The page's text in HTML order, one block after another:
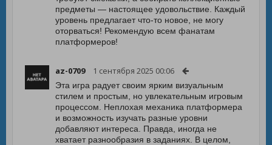
предметы — настоящее удовольствие. Каждый
уровень предлагает что-то новое, не могу
оторваться! Рекомендую всем фанатам
платформеров!
az-0709 1 сентября 2025 00:06
Эта игра радует своим ярким визуальным
стилем и простым, но увлекательным игровым
процессом. Неплохая механика платформера
и возможность изучать разные уровни
добавляют интереса. Правда, иногда не
хватает разнообразия в заданиях. В целом,